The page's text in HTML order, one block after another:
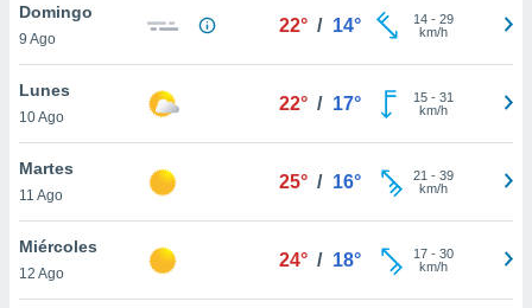
de
Domingo
9 Ago
22° / 14° 14- 29
km/h
Lunes
10 Ago
22° / 17° 15- 31
km/h
Martes
11 Ago
25° / 16° 21 - 39
km/h
Miércoles
12 Ago
24° / 18° 17- 30
km/h